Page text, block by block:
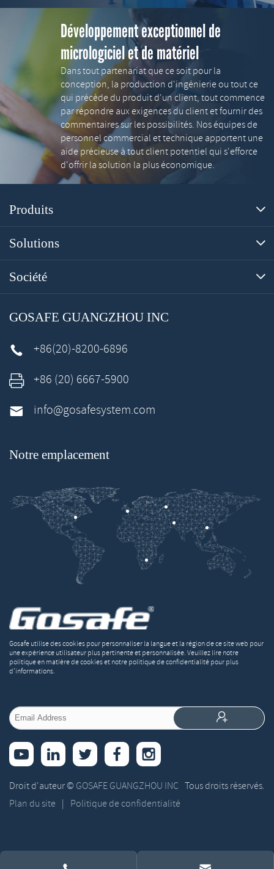
Développement exceptionnel de
micrologiciel et de matériel
Dans tout partenariat que ce soit pour la
conception, la production d'ingénierie ou tout ce
qui précède du produit d'un client, tout commence
par répondre aux exigences du client et fournir des
commentaires sur les possibilités. Nos équipes de
personnel commercial et technique apportent une
aide précieuse à tout client potentiel qui s'efforce
d'offrir la solution la plus économique.
Produits 
Solutions 
Société 
GOSAFE GUANGZHOU INC
 +86(20)-8200-6896
 +86 (20) 6667-5900
 info@gosafesystem.com
Notre emplacement
Gosafe utilise des cookies pour personnaliser la langue et la région de ce site web pour
une expérience utilisateur plus pertinente et personnalisée. Veuillez lire notre
politique en matière de cookies et notre politique de confidentialité pour plus
d'informations.


Droit d'auteur © GOSAFE GUANGZHOU INC Tous droits réservés.
Plan du site | Politique de confidentialité